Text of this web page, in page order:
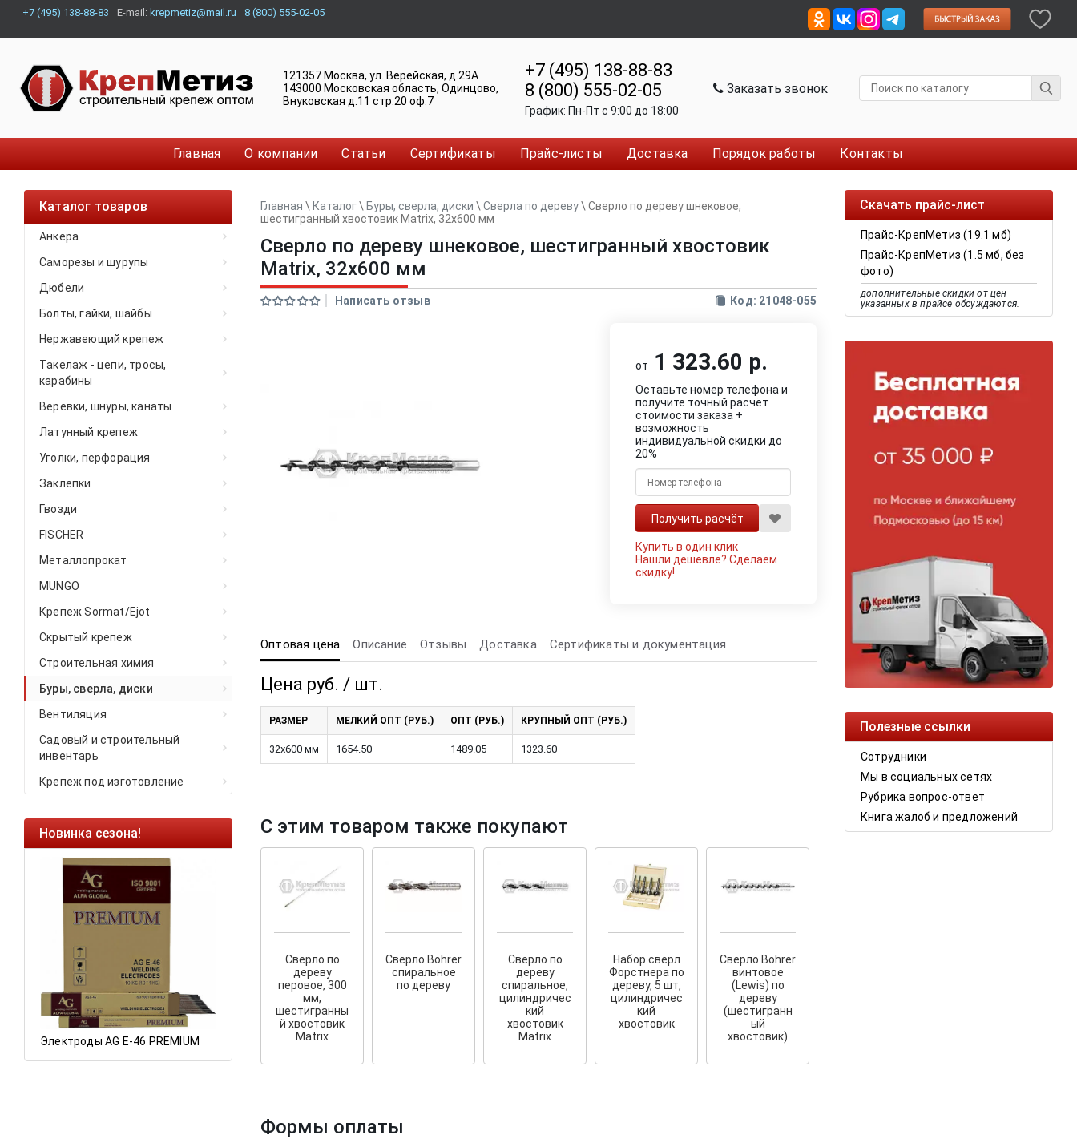
+7 (495) 138-88-83 E-mail: krepmetiz@mail.ru 8 (800) 555-02-05
121357 Москва, ул. Верейская, д.29А
143000 Московская область, Одинцово,
Внуковская д.11 стр.20 оф.7
+7 (495) 138-88-83
8 (800) 555-02-05
График: Пн-Пт c 9:00 до 18:00
Заказать звонок
Главная О компании Статьи Сертификаты Прайс-листы Доставка Порядок работы Контакты
Каталог товаров
Анкера
Саморезы и шурупы
Дюбели
Болты, гайки, шайбы
Нержавеющий крепеж
Такелаж - цепи, тросы,
карабины
Веревки, шнуры, канаты
Латунный крепеж
Уголки, перфорация
Заклепки
Гвозди
FISCHER
Металлопрокат
MUNGO
Крепеж Sormat/Ejot
Скрытый крепеж
Строительная химия
Буры, сверла, диски
Вентиляция
Садовый и строительный
инвентарь
Крепеж под изготовление
Новинка сезона!
Электроды AG E-46 PREMIUM
Ликвидация остатков!
HARPOON EURO
Cкрытый крепеж
Скачать прайс-лист
Прайс-КрепМетиз (19.1 мб)
Прайс-КрепМетиз (1.5 мб, без
фото)
дополнительные скидки от цен
указанных в прайсе обсуждаются.
Полезные ссылки
Сотрудники
Мы в социальных сетях
Рубрика вопрос-ответ
Книга жалоб и предложений
Главная \ Каталог\ Буры, сверла, диски \ Сверла по дереву\ Сверло по дереву шнековое,
шестигранный хвостовик Matrix, 32х600 мм
Сверло по дереву шнековое, шестигранный хвостовик
Matrix, 32х600 мм
Написать отзыв Код: 21048-055
от 1 323.60 р.
Оставьте номер телефона и
получите точный расчёт
стоимости заказа +
возможность
индивидуальной скидки до
20%
Купить в один клик
Нашли дешевле?Сделаем
скидку!
Оптовая цена Описание Отзывы Доставка Сертификаты и документация
Цена руб. / шт.
РАЗМЕР МЕЛКИЙ ОПТ (РУБ.) ОПТ (РУБ.) КРУПНЫЙ ОПТ (РУБ.)
32х600 мм 1654.50 1489.05 1323.60
С этим товаром также покупают
Сверло по
дереву
перовое, 300
мм,
шестигранны
й хвостовик
Matrix
Сверло Bohrer
спиральное
по дереву
Сверло по
дереву
спиральное,
цилиндричес
кий
хвостовик
Matrix
Набор сверл
Форстнера по
дереву, 5 шт,
цилиндричес
кий
хвостовик
Сверло Bohrer
винтовое
(Lewis) по
дереву
(шестигранн
ый
хвостовик)
Формы оплаты